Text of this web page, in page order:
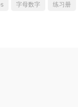
字母数字 练习册